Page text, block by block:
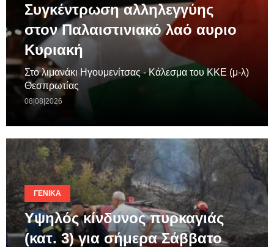
Συγκέντρωση αλληλεγγύης
στον Παλαιστινιακό λαό αυριο
Κυριακή
Στο λιμανάκι Ηγουμενίτσας - Κάλεσμα του ΚΚΕ (μ-λ)
Θεσπρωτίας
08|08|2026
ΓΕΝΙΚΆ
Υψηλός κίνδυνος πυρκαγιάς
(κατ. 3) για σήμερα Σάββατο